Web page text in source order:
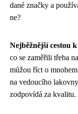
dané značky a
ne?
Nejběžnější cestou
co se zaměřili třeba
můžou říct o
na vedoucího
zodpovídá za kvalitu.